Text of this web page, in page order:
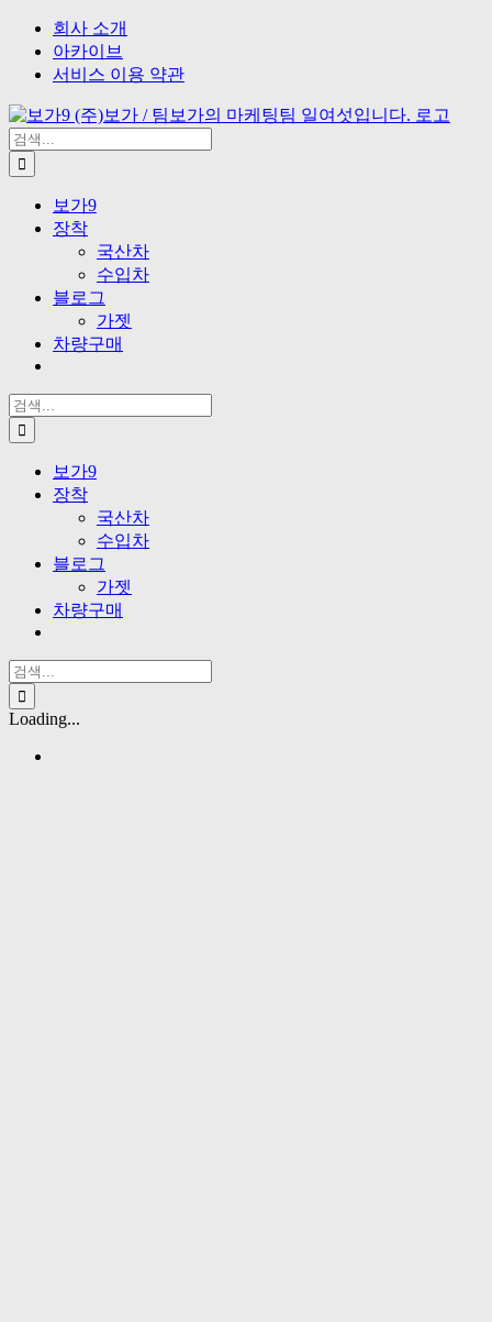
Skip
content
Facebook
Instagram
Vimeo
Twitter회사 소개
아카이브
서비스 이용 약관
검
색
...
보가9
장착
국산차
수입차
블로그
가젯
차량구매
검
색
...
보가9
장착
국산차
수입차
블로그
가젯
차량구매
검
색
...
Loading...